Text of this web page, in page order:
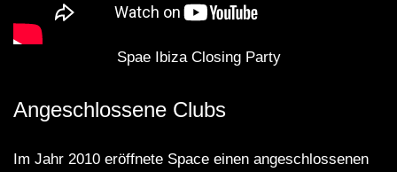
Spae Ibiza Closing Party
Angeschlossene Clubs
Im Jahr 2010 eröffnete Space einen angeschlossenen